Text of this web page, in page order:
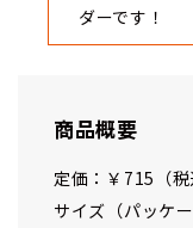
ダーです！
商品概要
定価：￥715（税
サイズ（パッケ